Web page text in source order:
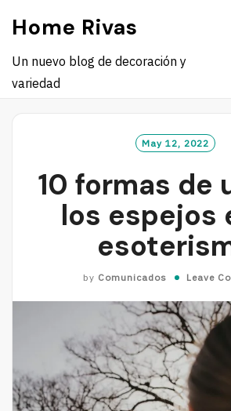
content
Home Rivas
Un nuevo blog de decoración y
variedad
May 12, 2022
10 formas de
los espejos
by Comunicados Leave